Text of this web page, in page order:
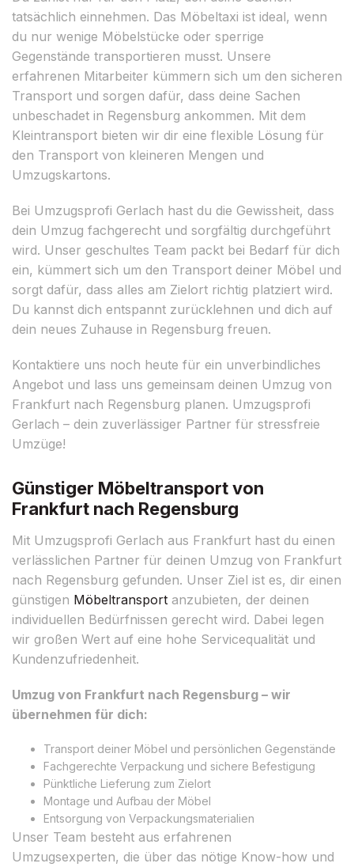
tatsächlich einnehmen. Das Möbeltaxi ist ideal, wenn
du nur wenige Möbelstücke oder sperrige
Gegenstände transportieren musst. Unsere
erfahrenen Mitarbeiter kümmern sich um den sicheren
Transport und sorgen dafür, dass deine Sachen
unbeschadet in Regensburg ankommen. Mit dem
Kleintransport bieten wir dir eine flexible Lösung für
den Transport von kleineren Mengen und
Umzugskartons.
Bei Umzugsprofi Gerlach hast du die Gewissheit, dass
dein Umzug fachgerecht und sorgfältig durchgeführt
wird. Unser geschultes Team packt bei Bedarf für dich
ein, kümmert sich um den Transport deiner Möbel und
sorgt dafür, dass alles am Zielort richtig platziert wird.
Du kannst dich entspannt zurücklehnen und dich auf
dein neues Zuhause in Regensburg freuen.
Kontaktiere uns noch heute für ein unverbindliches
Angebot und lass uns gemeinsam deinen Umzug von
Frankfurt nach Regensburg planen. Umzugsprofi
Gerlach – dein zuverlässiger Partner für stressfreie
Umzüge!
Günstiger Möbeltransport von
Frankfurt nach Regensburg
Mit Umzugsprofi Gerlach aus Frankfurt hast du einen
verlässlichen Partner für deinen Umzug von Frankfurt
nach Regensburg gefunden. Unser Ziel ist es, dir einen
günstigen Möbeltransport anzubieten, der deinen
individuellen Bedürfnissen gerecht wird. Dabei legen
wir großen Wert auf eine hohe Servicequalität und
Kundenzufriedenheit.
Umzug von Frankfurt nach Regensburg – wir
übernehmen für dich:
Transport deiner Möbel und persönlichen Gegenstände
Fachgerechte Verpackung und sichere Befestigung
Pünktliche Lieferung zum Zielort
Montage und Aufbau der Möbel
Entsorgung von Verpackungsmaterialien
Unser Team besteht aus erfahrenen
Umzugsexperten, die über das nötige Know-how und